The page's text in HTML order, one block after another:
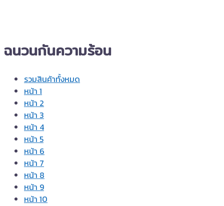
ฉนวนกันความร้อน
รวมสินค้าทั้งหมด
หน้า 1
หน้า 2
หน้า 3
หน้า 4
หน้า 5
หน้า 6
หน้า 7
หน้า 8
หน้า 9
หน้า 10